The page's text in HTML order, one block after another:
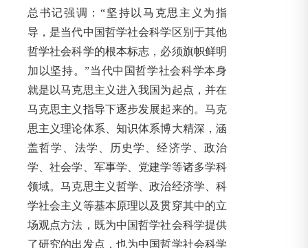
总书记强调：“坚持以马克思主义为指
导，是当代中国哲学社会科学区别于其他
哲学社会科学的根本标志，必须旗帜鲜明
加以坚持。”当代中国哲学社会科学本身
就是以马克思主义进入我国为起点，并在
马克思主义指导下逐步发展起来的。马克
思主义理论体系、知识体系博大精深，涵
盖哲学、法学、历史学、经济学、政治
学、社会学、军事学、党建学等诸多学科
领域。马克思主义哲学、政治经济学、科
学社会主义等基本原理以及贯穿其中的立
场观点方法，既为中国哲学社会科学提供
了研究的出发点，也为中国哲学社会科学